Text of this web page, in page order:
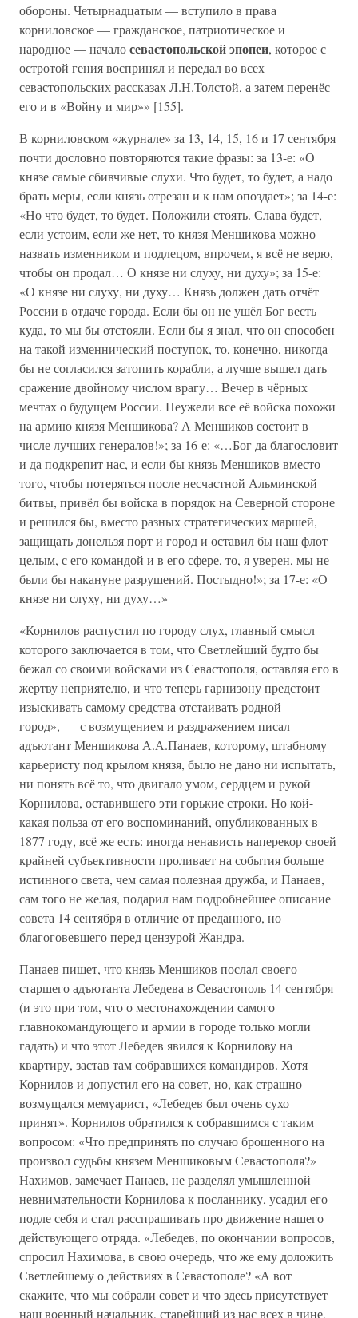
обороны. Четырнадцатым — вступило в права
корниловское — гражданское, патриотическое и
народное — началосевастопольской эпопеи, которое с
остротой гения воспринял и передал во всех
севастопольских рассказах Л.Н.Толстой, а затем перенёс
его и в «Войну и мир»» [155].
В корниловском «журнале» за 13, 14, 15, 16 и 17 сентября
почти дословно повторяются такие фразы: за 13-е: «О
князе самые сбивчивые слухи. Что будет, то будет, а надо
брать меры, если князь отрезан и к нам опоздает»; за 14-е:
«Но что будет, то будет. Положили стоять. Слава будет,
если устоим, если же нет, то князя Меншикова можно
назвать изменником и подлецом, впрочем, я всё не верю,
чтобы он продал… О князе ни слуху, ни духу»; за 15-е:
«О князе ни слуху, ни духу… Князь должен дать отчёт
России в отдаче города. Если бы он не ушёл Бог весть
куда, то мы бы отстояли. Если бы я знал, что он способен
на такой изменнический поступок, то, конечно, никогда
бы не согласился затопить корабли, а лучше вышел дать
сражение двойному числом врагу… Вечер в чёрных
мечтах о будущем России. Неужели все её войска похожи
на армию князя Меншикова? А Меншиков состоит в
числе лучших генералов!»; за 16-е: «…Бог да благословит
и да подкрепит нас, и если бы князь Меншиков вместо
того, чтобы потеряться после несчастной Альминской
битвы, привёл бы войска в порядок на Северной стороне
и решился бы, вместо разных стратегических маршей,
защищать донельзя порт и город и оставил бы наш флот
целым, с его командой и в его сфере, то, я уверен, мы не
были бы накануне разрушений. Постыдно!»; за 17-е: «О
князе ни слуху, ни духу…»
«Корнилов распустил по городу слух, главный смысл
которого заключается в том, что Светлейший будто бы
бежал со своими войсками из Севастополя, оставляя его в
жертву неприятелю, и что теперь гарнизону предстоит
изыскивать самому средства отстаивать родной
город», — с возмущением и раздражением писал
адъютант Меншикова А.А.Панаев, которому, штабному
карьеристу под крылом князя, было не дано ни испытать,
ни понять всё то, что двигало умом, сердцем и рукой
Корнилова, оставившего эти горькие строки. Но кой-
какая польза от его воспоминаний, опубликованных в
1877 году, всё же есть: иногда ненависть наперекор своей
крайней субъективности проливает на события больше
истинного света, чем самая полезная дружба, и Панаев,
сам того не желая, подарил нам подробнейшее описание
совета 14 сентября в отличие от преданного, но
благоговевшего перед цензурой Жандра.
Панаев пишет, что князь Меншиков послал своего
старшего адъютанта Лебедева в Севастополь 14 сентября
(и это при том, что о местонахождении самого
главнокомандующего и армии в городе только могли
гадать) и что этот Лебедев явился к Корнилову на
квартиру, застав там собравшихся командиров. Хотя
Корнилов и допустил его на совет, но, как страшно
возмущался мемуарист, «Лебедев был очень сухо
принят». Корнилов обратился к собравшимся с таким
вопросом: «Что предпринять по случаю брошенного на
произвол судьбы князем Меншиковым Севастополя?»
Нахимов, замечает Панаев, не разделял умышленной
невнимательности Корнилова к посланнику, усадил его
подле себя и стал расспрашивать про движение нашего
действующего отряда. «Лебедев, по окончании вопросов,
спросил Нахимова, в свою очередь, что же ему доложить
Светлейшему о действиях в Севастополе? «А вот
скажите, что мы собрали совет и что здесь присутствует
наш военный начальник, старейший из нас всех в чине,